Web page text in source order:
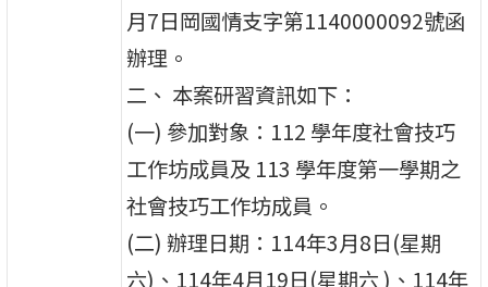
月7日岡國情支字第1140000092號函
辦理。
二、 本案研習資訊如下：
(一) 參加對象：112 學年度社會技巧
工作坊成員及 113 學年度第一學期之
社會技巧工作坊成員。
(二) 辦理日期：114年3月8日(星期
六)、114年4月19日(星期六 )、114年